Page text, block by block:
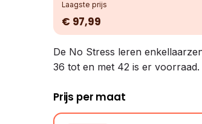
Laagste prijs
€ 97,99
De No Stress leren
36 tot en met 42 is er
Prijs per maat